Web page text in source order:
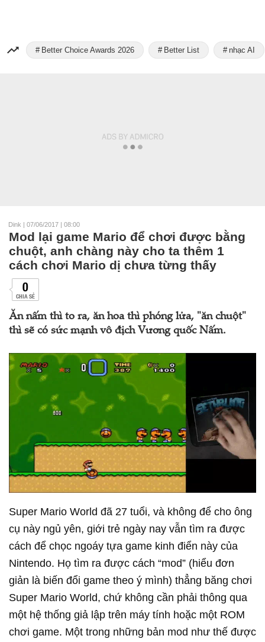
Better Choice Awards 2026 Better List nhạc AI
Dink | 07/06/2017 | 08:00
Mod lại game Mario để chơi được bằng
chuột, anh chàng này cho ta thêm 1
cách chơi Mario dị chưa từng thấy
0
CHIA SẺ
Ăn nấm thì to ra, ăn hoa thì phóng lửa, "ăn chuột"
thì sẽ có sức mạnh vô địch Vương quốc Nấm.
Super Mario World đã 27 tuổi, và không để cho ông
cụ này ngủ yên, giới trẻ ngày nay vẫn tìm ra được
cách để chọc ngoáy tựa game kinh điển này của
Nintendo. Họ tìm ra được cách “mod” (hiểu đơn
giản là biến đổi game theo ý mình) thẳng băng chơi
Super Mario World, chứ không cần phải thông qua
một hệ thống giả lập trên máy tính hoặc một ROM
chơi game. Một trong những bản mod như thế được